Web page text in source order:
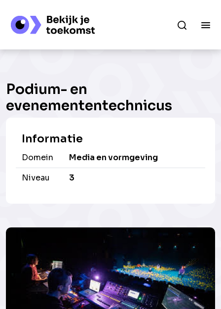
Podium- en
evenemententechnicus
Informatie
Domein
Media en vormgeving
Niveau
3